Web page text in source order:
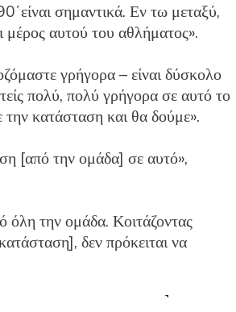
σημαντικά. Εν τω μεταξύ,
μέρος αυτού του αθλήματος».
γρήγορα – είναι δύσκολο
πολύ, πολύ γρήγορα σε αυτό το
κατάσταση και θα δούμε».
[από την ομάδα] σε αυτό»,
όλη την ομάδα. Κοιτάζοντας
δεν πρόκειται να